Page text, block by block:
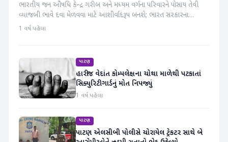
ભારતીય જન ઔષધિ કેન્દ્ર ગરીબ અને મધ્યમ વર્ગના પરિવારને પોસાય તેવી
વ્યાજબી ભાવે દવા મેળવવા માટે આશીર્વાદરૂપ બનશે; ભારત સરકારના
ફાર્માસ્યુટિકલ ડિવાઇસ બ્યુરો ઓફ ઇન્ડિયા,ગુજરાત સરકાર તથા ઇન્ડિયન
1 વર્ષ પહેલા
પાટણ
હારીજ વેદાંત કોમ્પલેક્ષના ચોથા માળેથી પટકાતાં
સિક્યુરિટી ગાર્ડનું મોત નિપજ્યું
1 વર્ષ પહેલા
પાટણ
પાટણ એલસીબી પોલીસે ચોરાયેલ ટ્રેકટર સાથે બે